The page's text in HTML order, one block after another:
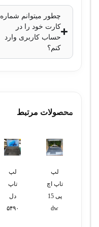
چطور میتوانم شماره
کارت خود را در
حساب کاربری وارد
کنم؟
محصولات مرتبط
لپ
تاپ اچ
پی 15
dw
لپ
تاپ
دل
۵۴۹۰